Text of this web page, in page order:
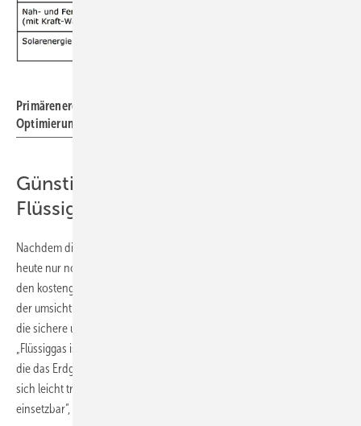
Primärenergiefaktoren, um den Nutzen der energetischen
Optimierung fassbar zu machen
Günstiger Wechsel von Strom zu
Flüssiggas
Nachdem die Nachtspeicheröfen verschwunden waren, erinnern
heute nur noch eine deutlich geringere Heizkostenabrechnung an
den kostengünstigen Wechsel vom teuren Strom zu Flüssiggas. Dank
der umsichtigen Planung kann der Hauseigentümer ganz entspannt
die sichere und saubere Energie aus dem Tank im Garten genießen.
„Flüssiggas ist der probate Energieträger für solche Wohngebiete, in
die das Erdgasnetz nicht mehr hineinreicht. Der Energieträger lässt
sich leicht transportieren und ist praktisch an jedem Standort
einsetzbar“, erläutert Progas-Fachberater Volker Bürger.